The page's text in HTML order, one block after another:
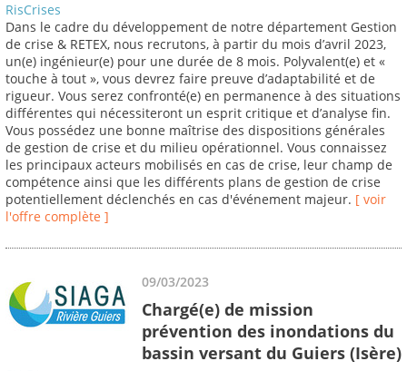
RisCrises
Dans le cadre du développement de notre département Gestion
de crise & RETEX, nous recrutons, à partir du mois d’avril 2023,
un(e) ingénieur(e) pour une durée de 8 mois. Polyvalent(e) et «
touche à tout », vous devrez faire preuve d’adaptabilité et de
rigueur. Vous serez confronté(e) en permanence à des situations
différentes qui nécessiteront un esprit critique et d’analyse fin.
Vous possédez une bonne maîtrise des dispositions générales
de gestion de crise et du milieu opérationnel. Vous connaissez
les principaux acteurs mobilisés en cas de crise, leur champ de
compétence ainsi que les différents plans de gestion de crise
potentiellement déclenchés en cas d'événement majeur. [ voir
l'offre complète ]
09/03/2023
Chargé(e) de mission
prévention des inondations du
bassin versant du Guiers (Isère)